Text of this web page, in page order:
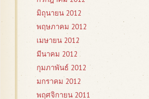
มิถุนายน 2012
พฤษภาคม 2012
เมษายน 2012
มีนาคม 2012
กุมภาพันธ์ 2012
มกราคม 2012
พฤศจิกายน 2011